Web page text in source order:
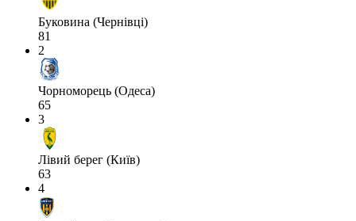
Буковина (Чернівці)
81
2
Чорноморець (Одеса)
65
3
Лівий берег (Київ)
63
4